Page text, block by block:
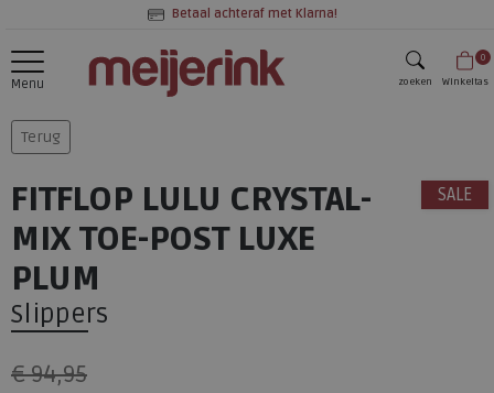
Betaal achteraf met Klarna!
Menu zoeken
0
Winkeltas
Terug
SALE
FITFLOP LULU CRYSTAL-
MIX TOE-POST LUXE
PLUM
Slippers
€ 94,95